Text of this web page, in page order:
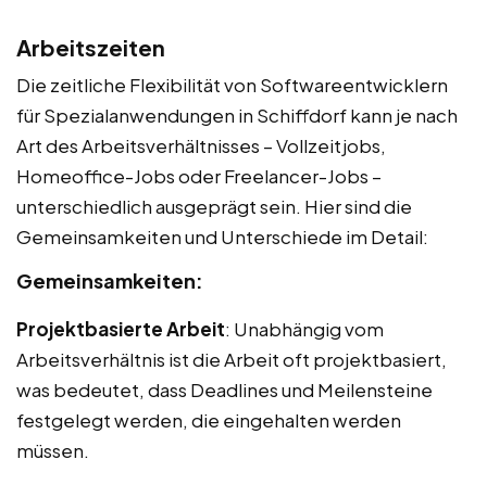
Arbeitszeiten
Die zeitliche Flexibilität von Softwareentwicklern
für Spezialanwendungen in Schiffdorf kann je nach
Art des Arbeitsverhältnisses – Vollzeitjobs,
Homeoffice-Jobs oder Freelancer-Jobs –
unterschiedlich ausgeprägt sein. Hier sind die
Gemeinsamkeiten und Unterschiede im Detail:
Gemeinsamkeiten:
Projektbasierte Arbeit: Unabhängig vom
Arbeitsverhältnis ist die Arbeit oft projektbasiert,
was bedeutet, dass Deadlines und Meilensteine
festgelegt werden, die eingehalten werden
müssen.